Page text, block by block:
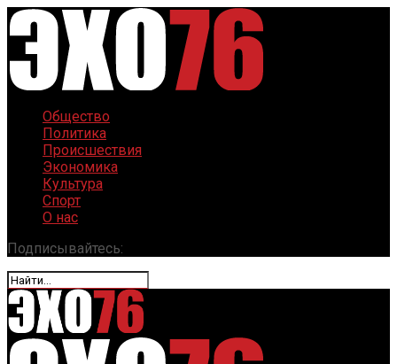
Общество
Политика
Происшествия
Экономика
Культура
Спорт
О нас
Подписывайтесь: